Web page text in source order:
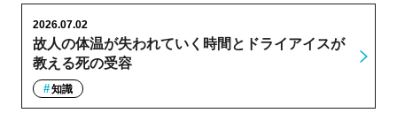
故人の体温が失われていく時間とドライアイスが
教える死の受容
2026.07.02
知識